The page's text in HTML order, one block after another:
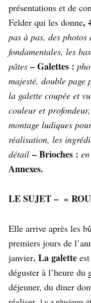
présentations et de
Felder qui les donne,
pas à pas, des
fondamentales, les
pâtes – Galettes :
majesté, double
la galette coupée et
couleur et
montage ludiques
réalisation, les
détail – Brioches :
Annexes.
LE SUJET – «
Elle arrive après les
premiers jours de
janvier. La galette
déguster à l’heure
déjeuner, du diner